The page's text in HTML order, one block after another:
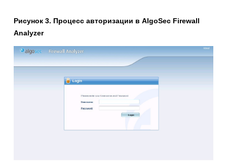
Рисунок 3. Процесс авторизации в AlgoSec Firewall
Analyzer